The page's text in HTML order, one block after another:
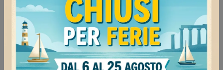
Continua a navigare
Camerette Nidi Pavia
Camerette Nidi Mede
Camerette Nidi Vigevano